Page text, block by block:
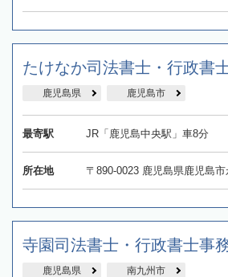
たけなか司法書士・行政書
鹿児島県 鹿児島市
最寄駅 JR「鹿児島中央駅」車8分
所在地 〒890-0023 鹿児島県鹿児島
寺園司法書士・行政書士事
鹿児島県 南九州市